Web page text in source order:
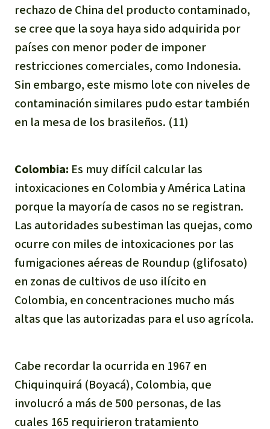
rechazo de China del producto contaminado,
se cree que la soya haya sido adquirida por
países con menor poder de imponer
restricciones comerciales, como Indonesia.
Sin embargo, este mismo lote con niveles de
contaminación similares pudo estar también
en la mesa de los brasileños. (11)
Colombia: Es muy difícil calcular las
intoxicaciones en Colombia y América Latina
porque la mayoría de casos no se registran.
Las autoridades subestiman las quejas, como
ocurre con miles de intoxicaciones por las
fumigaciones aéreas de Roundup (glifosato)
en zonas de cultivos de uso ilícito en
Colombia, en concentraciones mucho más
altas que las autorizadas para el uso agrícola.
Cabe recordar la ocurrida en 1967 en
Chiquinquirá (Boyacá), Colombia, que
involucró a más de 500 personas, de las
cuales 165 requirieron tratamiento